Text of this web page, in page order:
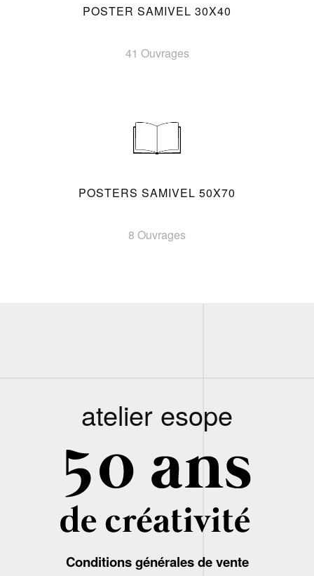
POSTER SAMIVEL 30X40
41 Ouvrages
POSTERS SAMIVEL 50X70
8 Ouvrages
atelier esope
Conditions générales de vente